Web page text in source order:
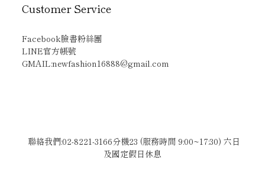
Customer Service
Facebook臉書粉絲團
LINE官方帳號
GMAIL:newfashion16888@gmail.com
聯絡我們:02-8221-3166分機23 (服務時間 9:00~17:30) 六日
及國定假日休息